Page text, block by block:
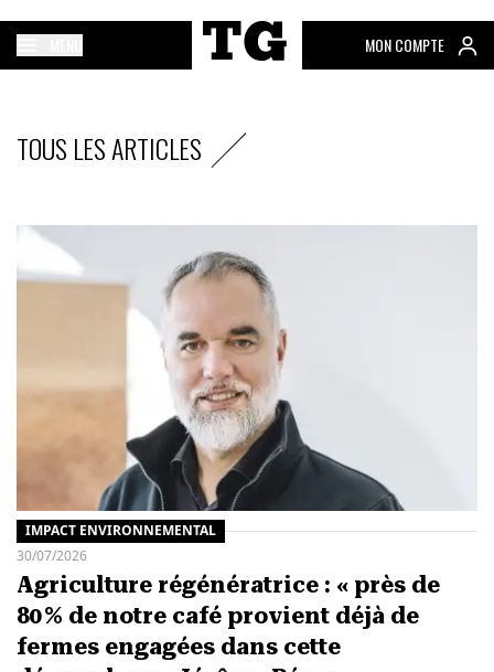
MON COMPTE
TOUS LES ARTICLES
IMPACT ENVIRONNEMENTAL
30/07/2026
Agriculture régénératrice : « près de
80 % de notre café provient déjà de
fermes engagées dans cette